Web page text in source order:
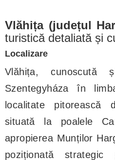
Vlăhița (județul
turistică detaliată și
Localizare
Vlăhița,
Szentegyháza în
localitate pitorească
situată la poalele
apropierea Munților
poziționată strategic